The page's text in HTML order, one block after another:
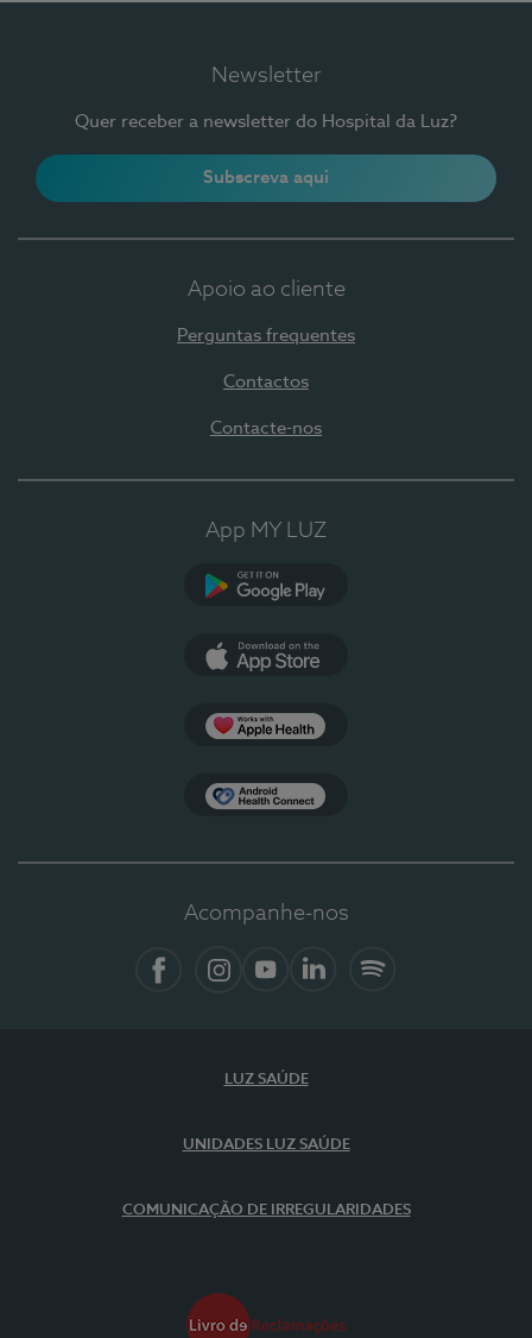
Newsletter
Quer receber a newsletter do Hospital da Luz?
Subscreva aqui
Apoio ao cliente
Perguntas frequentes
Contactos
Contacte-nos
App MY LUZ
Acompanhe-nos
LUZ SAÚDE
UNIDADES LUZ SAÚDE
COMUNICAÇÃO DE IRREGULARIDADES